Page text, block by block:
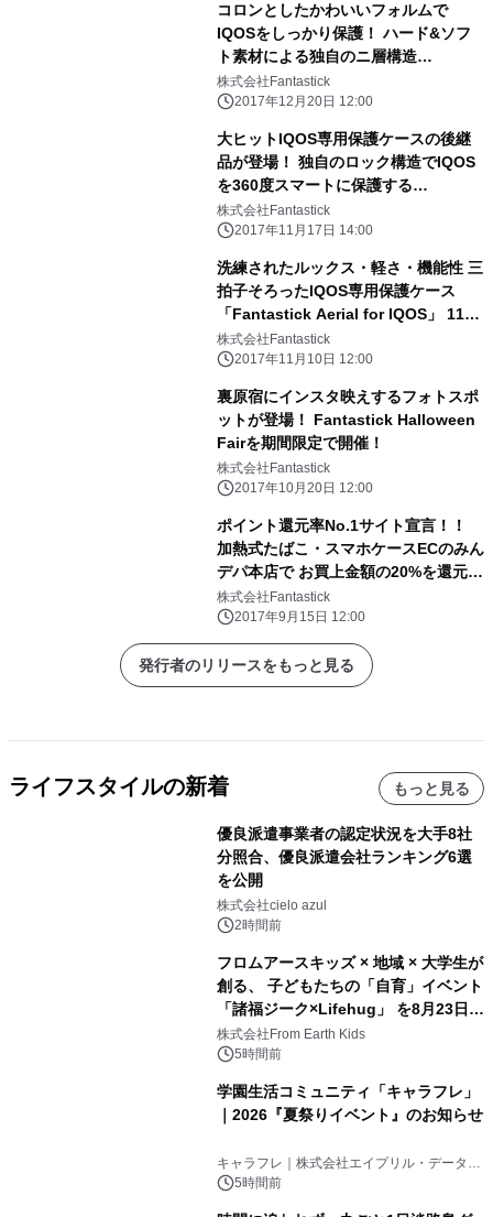
コロンとしたかわいいフォルムで
IQOSをしっかり保護！ ハード&ソフ
ト素材による独自のニ層構造
「Fantastick iBeetle for IQOS」 12
月20日(水)18時に販売開始
株式会社Fantastick
2017年12月20日 12:00
大ヒットIQOS専用保護ケースの後継
品が登場！ 独自のロック構造でIQOS
を360度スマートに保護する
「Fantastick iSuit Case 2nd for
IQOS」 11月17日(金)18時に先行予約
販売開始
株式会社Fantastick
2017年11月17日 14:00
洗練されたルックス・軽さ・機能性 三
拍子そろったIQOS専用保護ケース
「Fantastick Aerial for IQOS」 11月
10日(金)18時に先行予約販売開始
株式会社Fantastick
2017年11月10日 12:00
裏原宿にインスタ映えするフォトスポ
ットが登場！ Fantastick Halloween
Fairを期間限定で開催！
株式会社Fantastick
2017年10月20日 12:00
ポイント還元率No.1サイト宣言！！
加熱式たばこ・スマホケースECのみん
デパ本店で お買上金額の20%を還元す
る独自ポイント機能を 9月15日(金)実
装開始
株式会社Fantastick
2017年9月15日 12:00
発行者のリリースをもっと見る
ライフスタイルの新着 もっと見る
優良派遣事業者の認定状況を大手8社
分照合、優良派遣会社ランキング6選
を公開
株式会社cielo azul
2時間前
フロムアースキッズ × 地域 × 大学生が
創る、 子どもたちの「自育」イベント
「諸福ジーク×Lifehug」 を8月23日
(日)開催
株式会社From Earth Kids
5時間前
学園生活コミュニティ「キャラフレ」
｜2026『夏祭りイベント』のお知らせ
キャラフレ｜株式会社エイプリル・データ・
デザインズ
5時間前